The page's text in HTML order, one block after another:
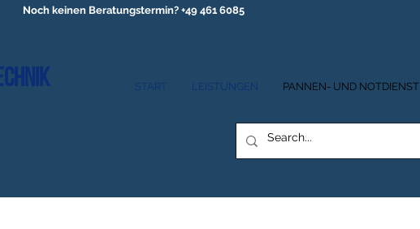
Noch keinen Beratungstermin? +49 461 6085
START LEISTUNGEN PANNEN- UND NOTDIENST